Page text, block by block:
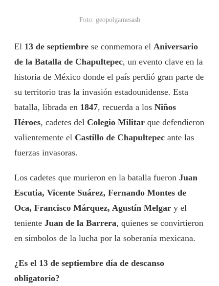
Foto: geopolgamesasb
El 13 de septiembre se conmemora el Aniversario
de la Batalla de Chapultepec, un evento clave en la
historia de México donde el país perdió gran parte de
su territorio tras la invasión estadounidense. Esta
batalla, librada en 1847, recuerda a los Niños
Héroes, cadetes del Colegio Militar que defendieron
valientemente el Castillo de Chapultepec ante las
fuerzas invasoras.
Los cadetes que murieron en la batalla fueron Juan
Escutia, Vicente Suárez, Fernando Montes de
Oca, Francisco Márquez, Agustín Melgar y el
teniente Juan de la Barrera, quienes se convirtieron
en símbolos de la lucha por la soberanía mexicana.
¿Es el 13 de septiembre día de descanso
obligatorio?